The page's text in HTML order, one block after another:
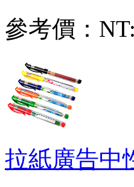
參考價：
拉紙廣告中